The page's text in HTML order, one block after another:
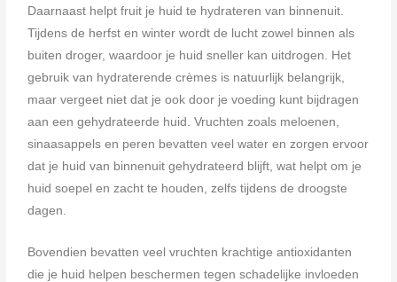
Daarnaast helpt fruit je huid te hydrateren van binnenuit.
Tijdens de herfst en winter wordt de lucht zowel binnen als
buiten droger, waardoor je huid sneller kan uitdrogen. Het
gebruik van hydraterende crèmes is natuurlijk belangrijk,
maar vergeet niet dat je ook door je voeding kunt bijdragen
aan een gehydrateerde huid. Vruchten zoals meloenen,
sinaasappels en peren bevatten veel water en zorgen ervoor
dat je huid van binnenuit gehydrateerd blijft, wat helpt om je
huid soepel en zacht te houden, zelfs tijdens de droogste
dagen.
Bovendien bevatten veel vruchten krachtige antioxidanten
die je huid helpen beschermen tegen schadelijke invloeden